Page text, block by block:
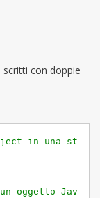
scritti con doppie
in una st
oggetto Jav